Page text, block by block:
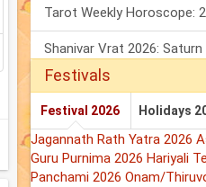
Festivals
Festival 2026 Holidays
Jagannath Rath Yatra 2026
Guru Purnima 2026 Hariyali
Panchami 2026 Onam/